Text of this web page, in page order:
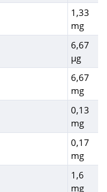
1,33
mg
6,67
µg
6,67
mg
0,13
mg
0,17
mg
1,6
mg